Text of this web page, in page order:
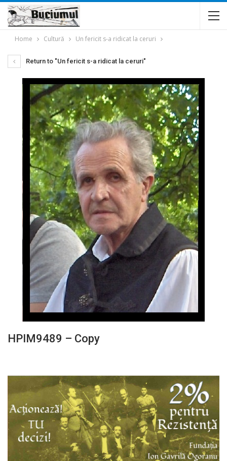
Home Cultură Un fericit s-a ridicat la ceruri
Return to "Un fericit s-a ridicat la ceruri"
HPIM9489 – Copy